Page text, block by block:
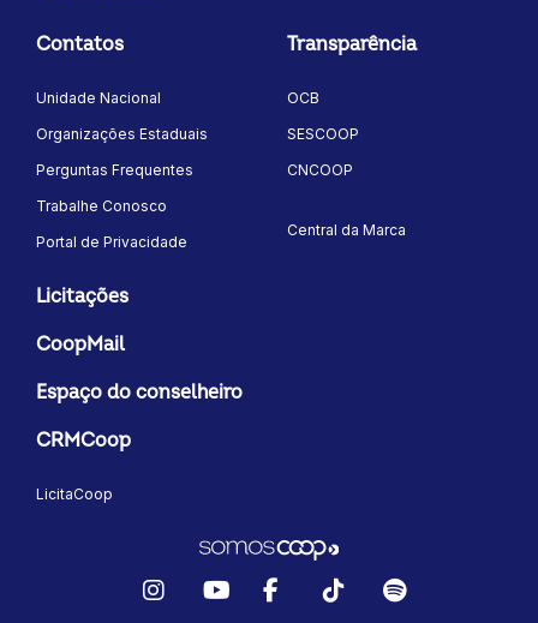
Contatos
Unidade Nacional
Organizações Estaduais
Perguntas Frequentes
Trabalhe Conosco
Portal de Privacidade
Transparência
OCB
SESCOOP
CNCOOP
Central da Marca
Licitações
CoopMail
Espaço do conselheiro
CRMCoop
LicitaCoop